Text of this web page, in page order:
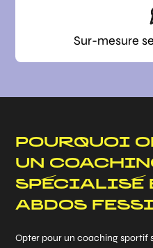
Sur-mesure
POURQUOI
UN
SPÉCIALISÉ
ABDOS
Opter pour un coaching sportif